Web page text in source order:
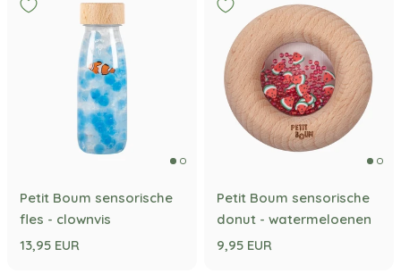
Petit Boum sensorische
fles - clownvis
13,95 EUR
Petit Boum sensorische
donut - watermeloenen
9,95 EUR